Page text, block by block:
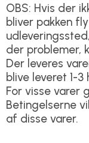
OBS: Hvis der
bliver pakken
der problemer,
Der leveres
blive leveret 1-
For visse varer
Betingelserne
af disse varer.